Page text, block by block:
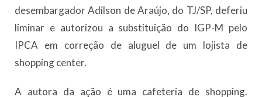
desembargador Adilson de Araújo, do TJ/SP, deferiu
liminar e autorizou a substituição do IGP-M pelo
IPCA em correção de aluguel de um lojista de
shopping center.
A autora da ação é uma cafeteria de shopping.